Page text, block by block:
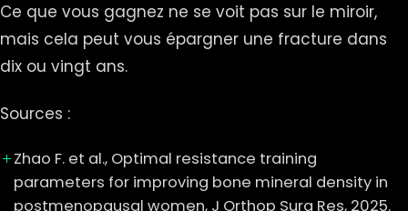
Ce que vous gagnez ne se voit pas sur le miroir,
mais cela peut vous épargner une fracture dans
dix ou vingt ans.
Sources :
Zhao F. et al., Optimal resistance training
parameters for improving bone mineral density in
postmenopausal women, J Orthop Surg Res, 2025.